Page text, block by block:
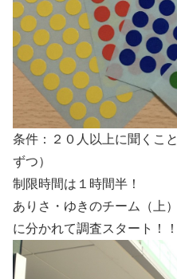
条件：２０人以上に聞くこ
ずつ）
制限時間は１時間半！
ありさ・ゆきのチーム（上
に分かれて調査スタート！！